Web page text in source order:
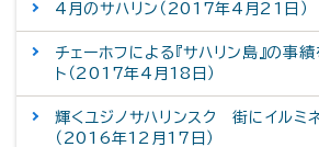
4月のサハリン（2017年4月21日）
チェーホフによる『サハリン島』の事
ト（2017年4月18日）
輝くユジノサハリンスク 街にイルミ
（2016年12月17日）